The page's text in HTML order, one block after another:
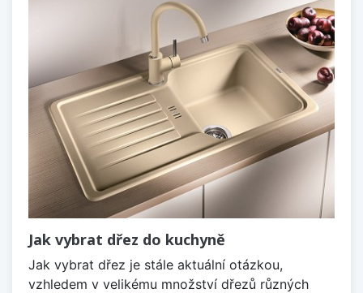
Jak vybrat dřez do kuchyně
Jak vybrat dřez je stále aktuální otázkou,
vzhledem v velikému množství dřezů různých